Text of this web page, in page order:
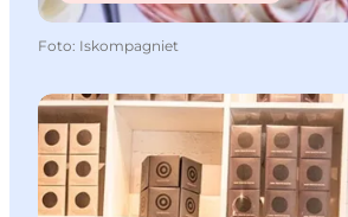
Foto: Iskompagniet
Mehr erfahren